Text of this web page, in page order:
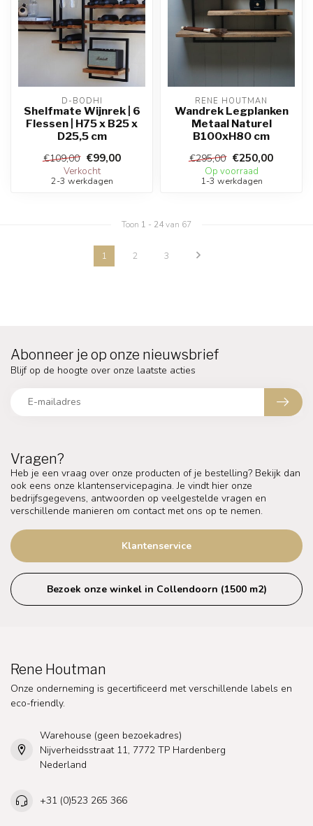
D-BODHI
Shelfmate Wijnrek | 6
Flessen | H75 x B25 x
D25,5 cm
€109,00 €99,00
Verkocht
2-3 werkdagen
RENE HOUTMAN
Wandrek Legplanken
Metaal Naturel
B100xH80 cm
€295,00 €250,00
Op voorraad
1-3 werkdagen
Toon 1 - 24van 67
1 2 3
Vragen?
Heb je een vraag over onze producten of je bestelling? Bekijk dan
ook eens onze klantenservicepagina. Je vindt hier onze
bedrijfsgegevens, antwoorden op veelgestelde vragen en
verschillende manieren om contact met ons op te nemen.
Klantenservice
Bezoek onze winkel in Collendoorn (1500 m2)
Abonneer je op onze nieuwsbrief
Blijf op de hoogte over onze laatste acties
Rene Houtman
Onze onderneming is gecertificeerd met verschillende labels en
eco-friendly.
Warehouse (geen bezoekadres)
Nijverheidsstraat 11, 7772 TP Hardenberg
Nederland
+31 (0)523 265 366